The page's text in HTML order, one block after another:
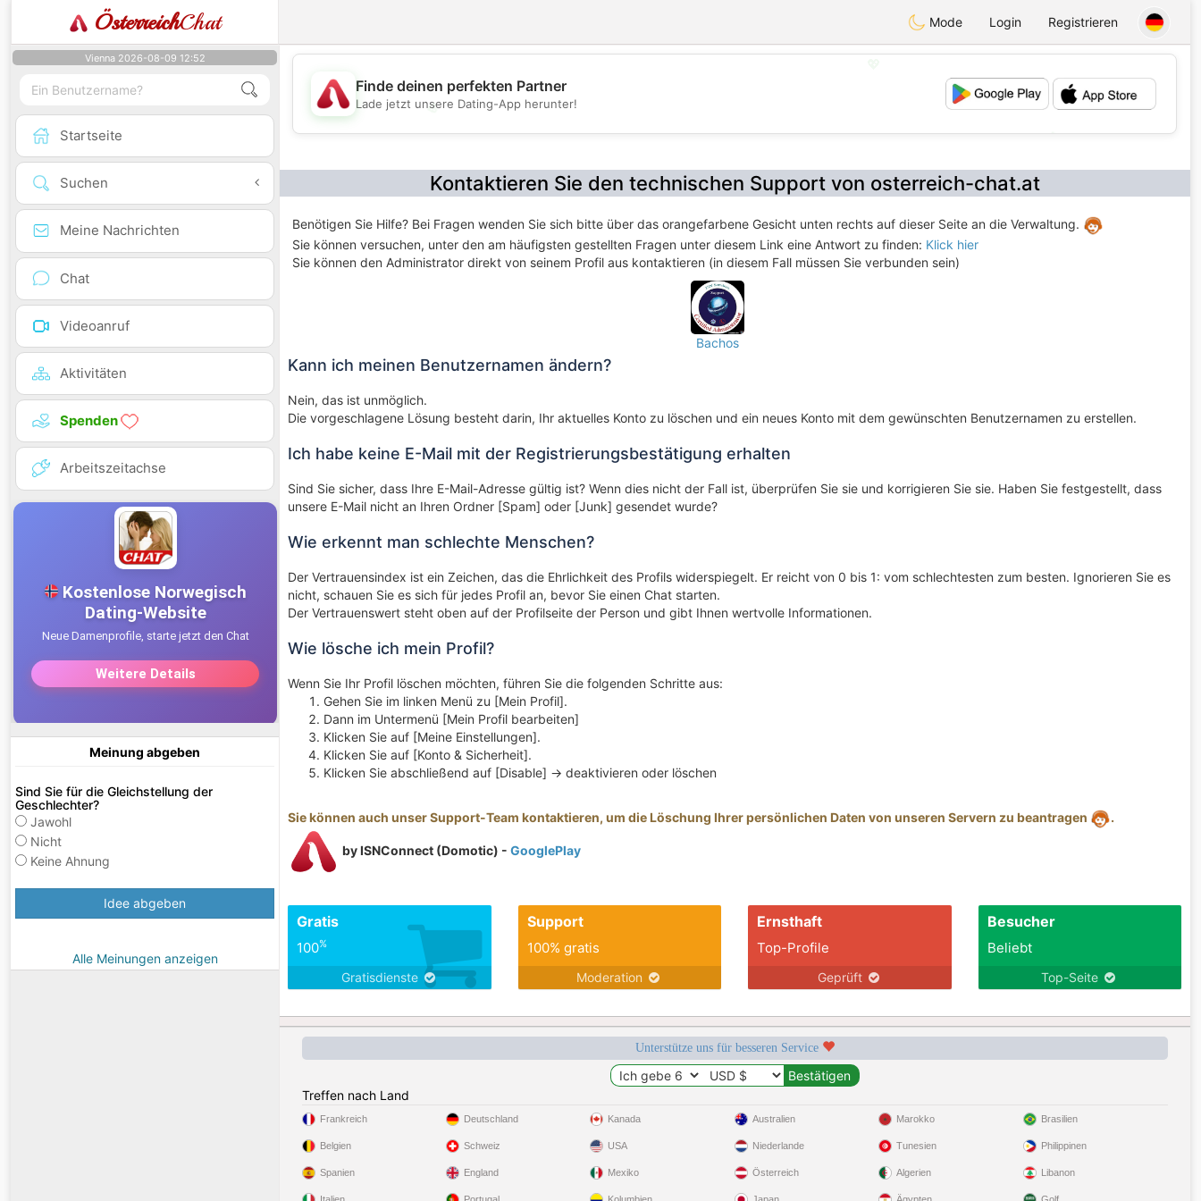
ÖsterreichChat Mode Login Registrieren
Vienna 2026-08-09 12:52
Startseite
Suchen
Meine Nachrichten
Chat
Videoanruf
Aktivitäten
Spenden
Arbeitszeitachse
Meinung abgeben
Sind Sie für die Gleichstellung der
Geschlechter?
Jawohl
Nicht
Keine Ahnung
Idee abgeben
Alle Meinungen anzeigen
💖
💕
Finde deinen perfekten Partner
Lade jetzt unsere Dating-App herunter!
Kontaktieren Sie den technischen Support von osterreich-chat.at
Benötigen Sie Hilfe? Bei Fragen wenden Sie sich bitte über das orangefarbene Gesicht unten rechts auf dieser Seite an die Verwaltung.
Sie können versuchen, unter den am häufigsten gestellten Fragen unter diesem Link eine Antwort zu finden: Klick hier
Sie können den Administrator direkt von seinem Profil aus kontaktieren (in diesem Fall müssen Sie verbunden sein)
Bachos
Kann ich meinen Benutzernamen ändern?
Nein, das ist unmöglich.
Die vorgeschlagene Lösung besteht darin, Ihr aktuelles Konto zu löschen und ein neues Konto mit dem gewünschten Benutzernamen zu erstellen.
Ich habe keine E-Mail mit der Registrierungsbestätigung erhalten
Sind Sie sicher, dass Ihre E-Mail-Adresse gültig ist? Wenn dies nicht der Fall ist, überprüfen Sie sie und korrigieren Sie sie. Haben Sie festgestellt, dass
unsere E-Mail nicht an Ihren Ordner [Spam] oder [Junk] gesendet wurde?
Wie erkennt man schlechte Menschen?
Der Vertrauensindex ist ein Zeichen, das die Ehrlichkeit des Profils widerspiegelt. Er reicht von 0 bis 1: vom schlechtesten zum besten. Ignorieren Sie es
nicht, schauen Sie es sich für jedes Profil an, bevor Sie einen Chat starten.
Der Vertrauenswert steht oben auf der Profilseite der Person und gibt Ihnen wertvolle Informationen.
Wie lösche ich mein Profil?
Wenn Sie Ihr Profil löschen möchten, führen Sie die folgenden Schritte aus:
Gehen Sie im linken Menü zu [Mein Profil].
Dann im Untermenü [Mein Profil bearbeiten]
Klicken Sie auf [Meine Einstellungen].
Klicken Sie auf [Konto & Sicherheit].
Klicken Sie abschließend auf [Disable] -> deaktivieren oder löschen
Sie können auch unser Support-Team kontaktieren, um die Löschung Ihrer persönlichen Daten von unseren Servern zu beantragen .
by ISNConnect (Domotic) -GooglePlay
Gratis
100%
Gratisdienste
Support
100% gratis
Moderation
Ernsthaft
Top-Profile
Geprüft
Besucher
Beliebt
Top-Seite
Unterstütze uns für besseren Service
Treffen nach Land
Frankreich
Belgien
Spanien
Deutschland
Schweiz
England
Kanada
USA
Mexiko
Australien
Niederlande
Österreich
Marokko
Tunesien
Algerien
Brasilien
Philippinen
Libanon